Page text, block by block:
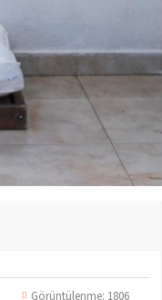
Görüntülenme: 1806